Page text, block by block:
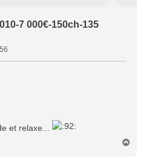
7 000€-150ch-135
et relaxe...